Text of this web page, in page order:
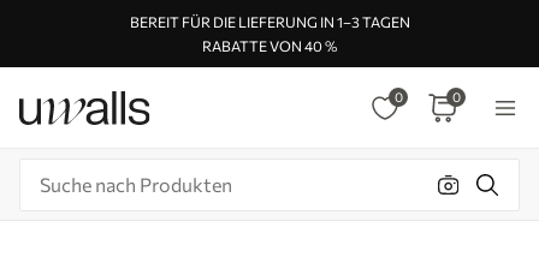
BEREIT FÜR DIE LIEFERUNG IN 1–3 TAGEN
RABATTE VON 40 %
0 0